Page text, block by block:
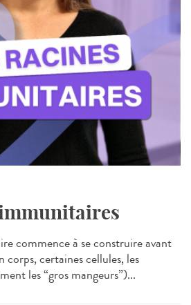
commence à se construire avant
corps, certaines cellules, les
les “gros mangeurs”)...